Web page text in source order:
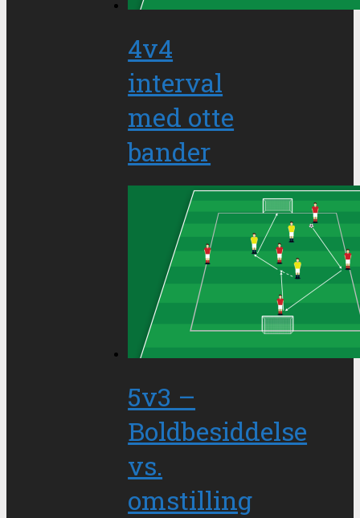
4v4
interval
med otte
bander
5v3 –
Boldbesiddelse
vs.
omstilling